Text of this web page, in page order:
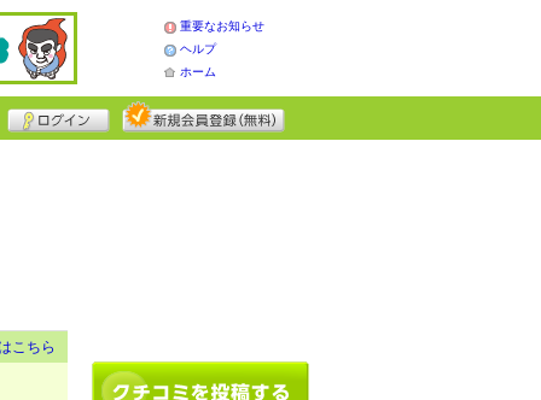
重要なお知らせ
ヘルプ
ホーム
こちら